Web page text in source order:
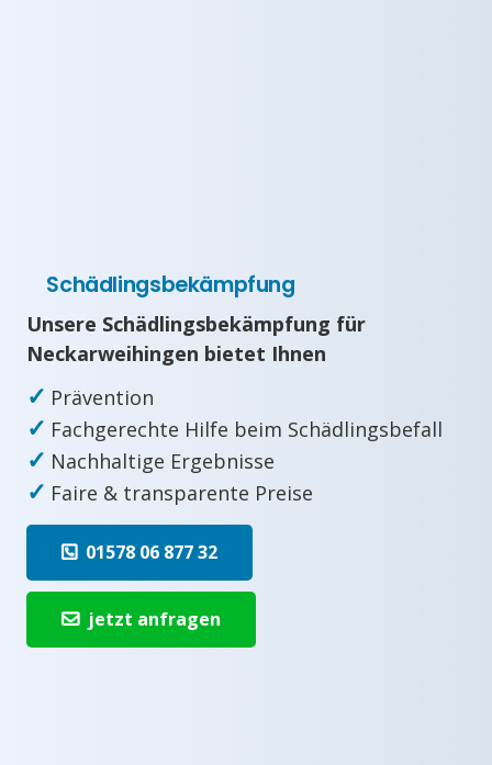
Schädlingsbekämpfung
Unsere Schädlingsbekämpfung für
Neckarweihingen bietet Ihnen
✓ Prävention
✓ Fachgerechte Hilfe beim Schädlingsbefall
✓ Nachhaltige Ergebnisse
✓ Faire & transparente Preise
01578 06 877 32
jetzt anfragen